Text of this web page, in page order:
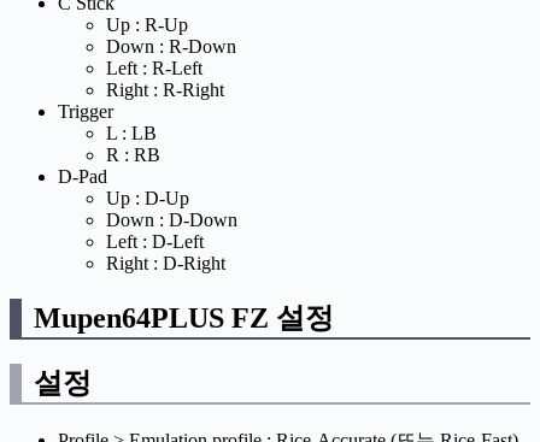
Up : R-Up
Down : R-Down
Left : R-Left
Right : R-Right
Trigger
L : LB
R : RB
D-Pad
Up : D-Up
Down : D-Down
Left : D-Left
Right : D-Right
Mupen64PLUS FZ 설정
설정